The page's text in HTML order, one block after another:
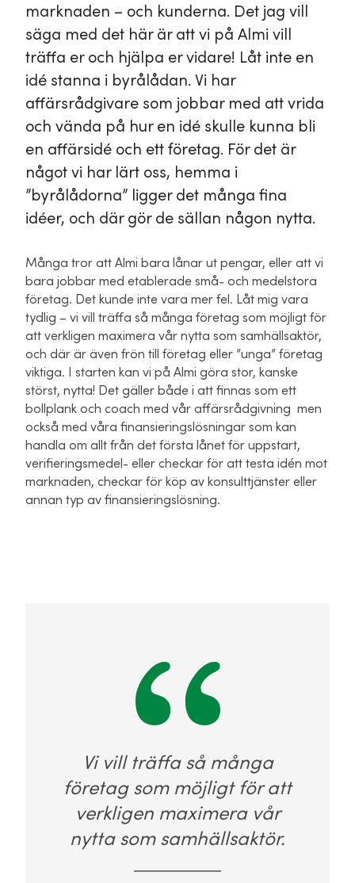
marknaden – och kunderna. Det jag vill
säga med det här är att vi på Almi vill
träffa er och hjälpa er vidare! Låt inte en
idé stanna i byrålådan. Vi har
affärsrådgivare som jobbar med att vrida
och vända på hur en idé skulle kunna bli
en affärsidé och ett företag. För det är
något vi har lärt oss, hemma i
”byrålådorna” ligger det många fina
idéer, och där gör de sällan någon nytta.
Många tror att Almi bara lånar ut pengar, eller att vi
bara jobbar med etablerade små- och medelstora
företag. Det kunde inte vara mer fel. Låt mig vara
tydlig – vi vill träffa så många företag som möjligt för
att verkligen maximera vår nytta som samhällsaktör,
och där är även frön till företag eller ”unga” företag
viktiga. I starten kan vi på Almi göra stor, kanske
störst, nytta! Det gäller både i att finnas som ett
bollplank och coach med vår affärsrådgivning men
också med våra finansieringslösningar som kan
handla om allt från det första lånet för uppstart,
verifieringsmedel- eller checkar för att testa idén mot
marknaden, checkar för köp av konsulttjänster eller
annan typ av finansieringslösning.
Vi vill träffa så många
företag som möjligt för att
verkligen maximera vår
nytta som samhällsaktör.